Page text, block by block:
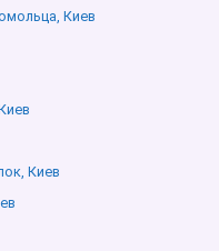
Киев
Киев